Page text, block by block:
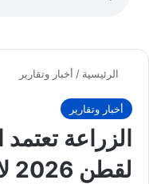
الرئيسية / أخبار وتقارير
أخبار وتقارير
الزراعة